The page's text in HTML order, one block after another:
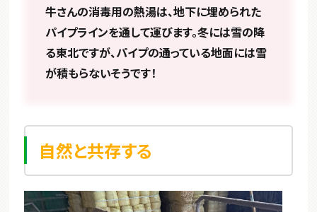
牛さんの消毒用の熱湯は、地下に埋められた
パイプラインを通して運びます。冬には雪の降
る東北ですが、パイプの通っている地面には雪
が積もらないそうです！
自然と共存する